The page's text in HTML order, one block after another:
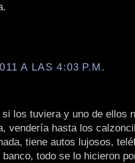
A LAS 4:03 P.M.
los tuviera y uno de ellos
vendería hasta los
tiene autos lujosos,
todo se lo hicieron